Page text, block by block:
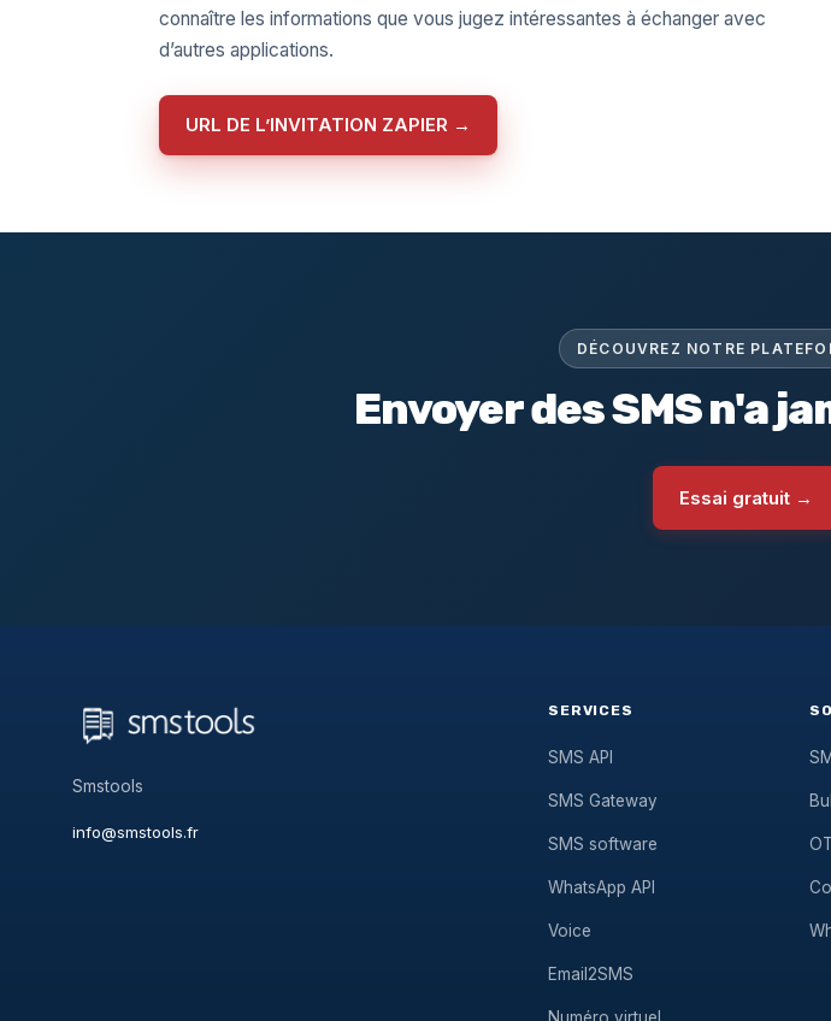
connaître les informations que vous jugez intéressantes à échanger avec
d’autres applications.
URL DE L’INVITATION ZAPIER →
DÉCOUVREZ NOTRE
Envoyer des SMS n'a
Essai gratuit →
Smstools
info@smstools.fr
SERVICES
SMS API
SMS Gateway
SMS software
WhatsApp API
Voice
Email2SMS